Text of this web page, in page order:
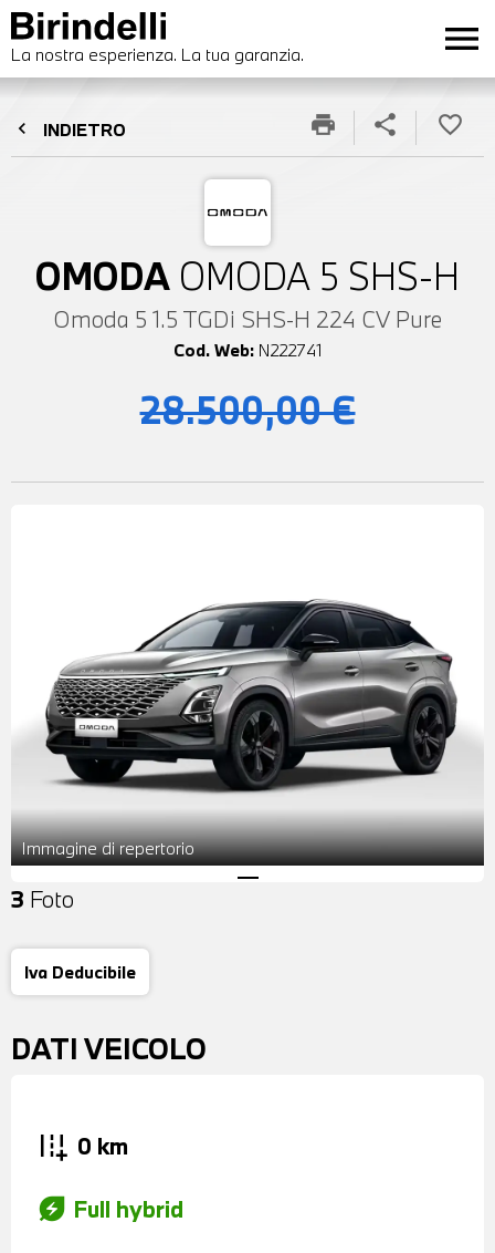
La nostra esperienza. La tua garanzia. menu
chevron_left INDIETRO
OMODA OMODA 5 SHS-H
Omoda 5 1.5 TGDi SHS-H 224 CV Pure
Cod. Web: N222741
print share favorite_border
28.500,00 €
Immagine di repertorio
3 Foto
Iva Deducibile
DATI VEICOLO
add_road 0 km
energy_savings_leaf Full hybrid